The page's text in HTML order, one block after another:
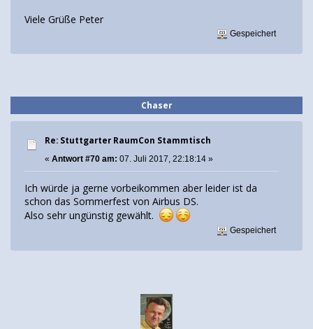
Viele Grüße Peter
Gespeichert
Chaser
Re: Stuttgarter RaumCon Stammtisch
« Antwort #70 am: 07. Juli 2017, 22:18:14 »
Ich würde ja gerne vorbeikommen aber leider ist da
schon das Sommerfest von Airbus DS.
Also sehr ungünstig gewählt.
Gespeichert